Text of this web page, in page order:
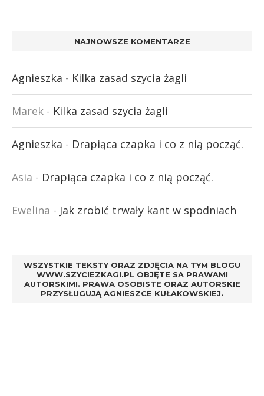
NAJNOWSZE KOMENTARZE
Agnieszka - Kilka zasad szycia żagli
Marek - Kilka zasad szycia żagli
Agnieszka - Drapiąca czapka i co z nią począć.
Asia - Drapiąca czapka i co z nią począć.
Ewelina - Jak zrobić trwały kant w spodniach
WSZYSTKIE TEKSTY ORAZ ZDJĘCIA NA TYM BLOGU
WWW.SZYCIEZKAGI.PL OBJĘTE SA PRAWAMI
AUTORSKIMI. PRAWA OSOBISTE ORAZ AUTORSKIE
PRZYSŁUGUJĄ AGNIESZCE KUŁAKOWSKIEJ.